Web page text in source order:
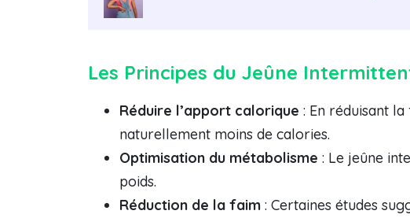
Les Principes du Jeûne
Réduire l’apport calorique : En réduisant
naturellement moins de calories.
Optimisation du métabolisme : Le jeûne
poids.
Réduction de la faim : Certaines études